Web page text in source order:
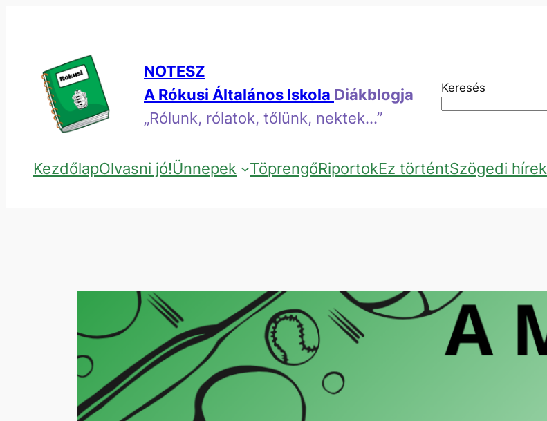
NOTESZ
A Rókusi Általános Iskola Diákblogja
„Rólunk, rólatok, tőlünk, nektek…”
Keresés
KezdőlapOlvasni jó!Ünnepek TöprengőRiportokEz történtSzögedi hírek